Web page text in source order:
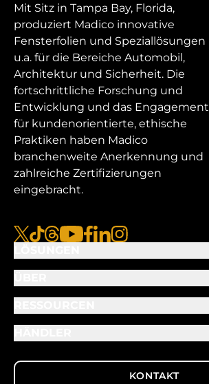
Mit Sitz in Tampa Bay, Florida,
produziert Madico innovative
Fensterfolien und Speziallösungen
u.a. für die Bereiche Automobil,
Architektur und Sicherheit. Die
fortschrittliche Forschung und
Entwicklung und das Engagement
für kundenorientierte, ethische
Praktiken haben Madico
branchenweite Anerkennung und
zahlreiche Zertifizierungen
eingebracht.
KONTAKT